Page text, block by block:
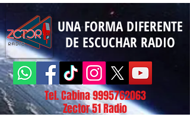
UNA FORMA DIFERENTE
DE ESCUCHAR RADIO
Tel. Cabina9995762063
Zector 51 Radio